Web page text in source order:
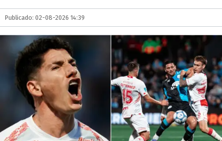
Publicado: 02-08-2026 14:39